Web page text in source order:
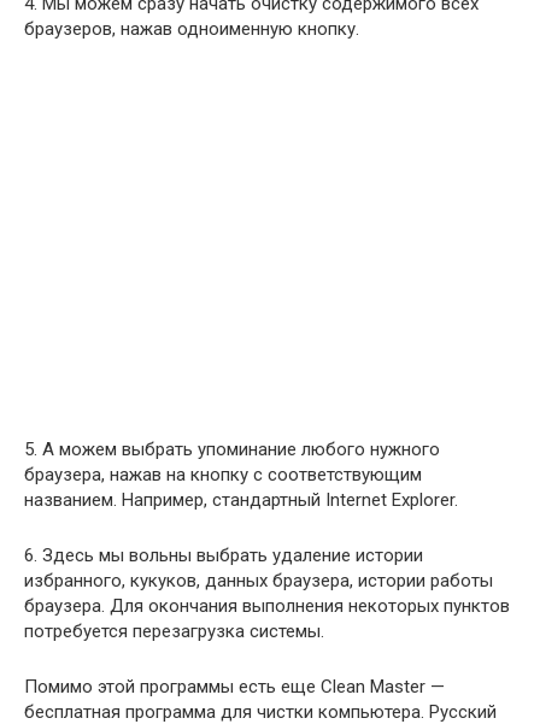
браузеров, нажав одноименную кнопку.
5. А можем выбрать упоминание любого нужного
браузера, нажав на кнопку с соответствующим
названием. Например, стандартный Internet Explorer.
6. Здесь мы вольны выбрать удаление истории
избранного, кукуков, данных браузера, истории работы
браузера. Для окончания выполнения некоторых пунктов
потребуется перезагрузка системы.
Помимо этой программы есть еще Clean Master —
бесплатная программа для чистки компьютера. Русский